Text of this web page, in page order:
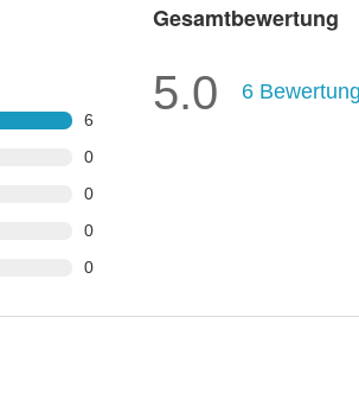
6
0
0
0
0
Gesamtbewertung
5.0 6